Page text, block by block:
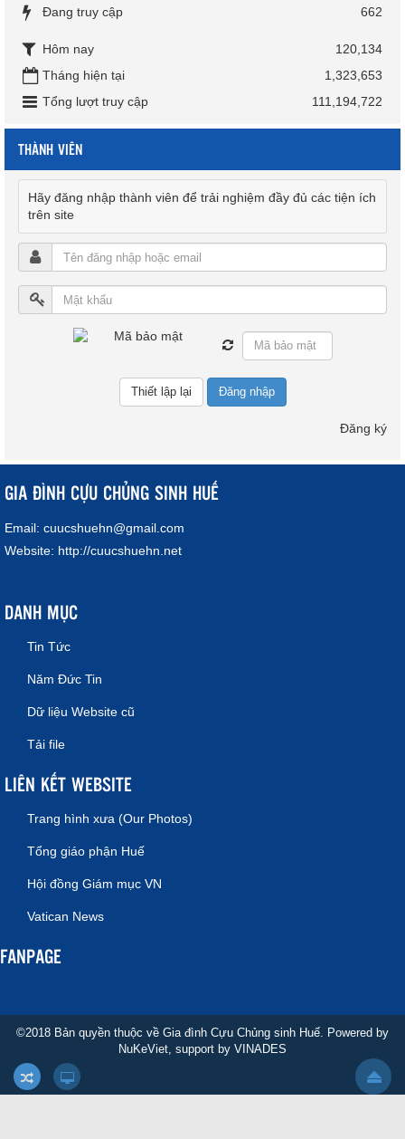
Đang truy cập 662
Hôm nay
120,134
Tháng hiện tại
1,323,653
Tổng lượt truy cập
111,194,722
THÀNH VIÊN
Hãy đăng nhập thành viên để trải nghiệm đầy đủ các tiện ích
trên site
Đăng nhập
Đăng ký
GIA ĐÌNH CỰU CHỦNG SINH HUẾ
Email: cuucshuehn@gmail.com
Website: http://cuucshuehn.net
DANH MỤC
Tin Tức
Năm Đức Tin
Dữ liệu Website cũ
Tải file
LIÊN KẾT WEBSITE
Trang hình xưa (Our Photos)
Tổng giáo phận Huế
Hội đồng Giám mục VN
Vatican News
FANPAGE
©2018 Bản quyền thuộc về Gia đình Cựu Chủng sinh Huế. Powered by
NuKeViet, support by VINADES